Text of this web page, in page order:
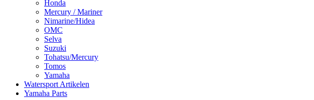
Honda
Mercury / Mariner
Nimarine/Hidea
OMC
Selva
Suzuki
Tohatsu/Mercury
Tomos
Yamaha
Watersport Artikelen
Yamaha Parts